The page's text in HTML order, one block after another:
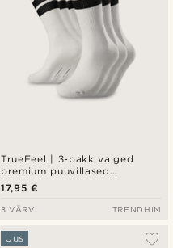
TrueFeel | 3-pakk valged
premium puuvillased
tennisesokid — must
triibudetail
17,95 €
3 VÄRVI TRENDHIM
Uus